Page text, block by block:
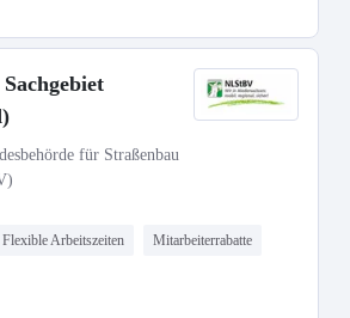
für Straßenbau
Flexible Arbeitszeiten Mitarbeiterrabatte